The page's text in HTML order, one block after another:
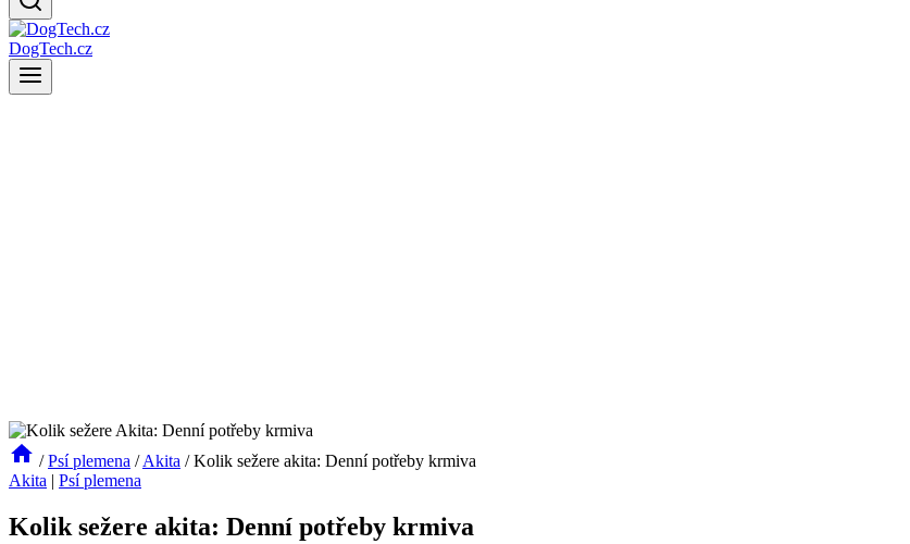
DogTech.cz
/ Psí plemena / Akita / Kolik sežere akita: Denní potřeby krmiva
Akita | Psí plemena
Kolik sežere akita: Denní potřeby krmiva